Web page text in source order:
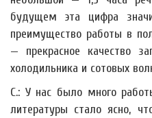
будущем эта цифра
преимущество работы в
— прекрасное качество
холодильника и сотовых
С.: У нас было много
литературы стало ясно,